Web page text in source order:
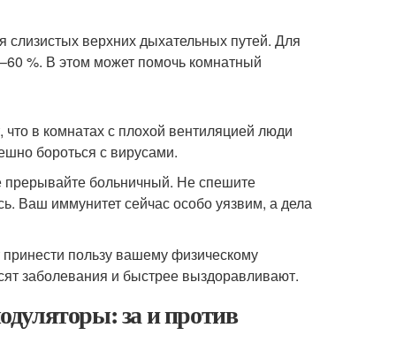
верхних дыхательных путей. Для
%. В этом может помочь комнатный
в комнатах с плохой вентиляцией люди
бороться с вирусами.
прерывайте больничный. Не спешите
Ваш иммунитет сейчас особо уязвим, а дела
пользу вашему физическому
заболевания и быстрее выздоравливают.
за и против